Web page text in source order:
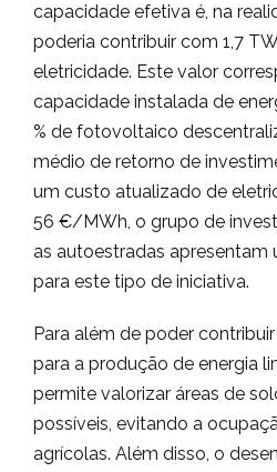
capacidade efetiva é, na
poderia contribuir com 1,7
eletricidade. Este valor
capacidade instalada de
% de fotovoltaico
médio de retorno de
um custo atualizado de
56 €/MWh, o grupo de
as autoestradas apresentam
para este tipo de iniciativa.
Para além de poder
para a produção de energia
permite valorizar áreas de
possíveis, evitando a
agrícolas. Além disso, o